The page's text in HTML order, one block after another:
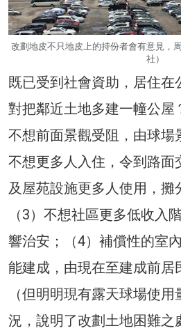
改劃地皮不只地皮上的持份者會有意見，
社）
既已受到社會資助，居住在
對把鄰近土地多建一幢公屋
不想前面景觀受阻，由球場
不想更多人入住，令到路面
及屋苑設施更多人使用，攤
（3）不想社區更多低收入
響治安；（4）補償性的室
能建成，由現在至建成前居
（但明明現有露天球場使
況，說明了改劃土地困難之